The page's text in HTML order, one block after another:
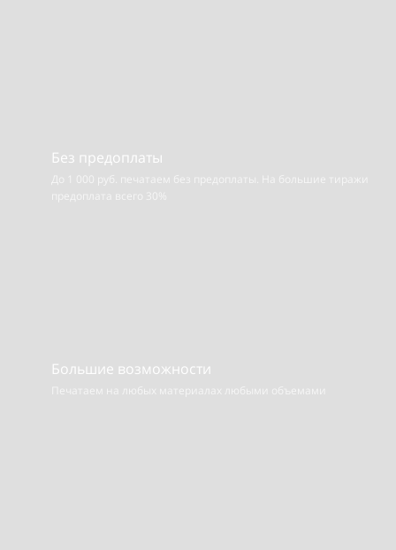
Без предоплаты
До 1 000 руб. печатаем без предоплаты. На большие тиражи
предоплата всего 30%
Большие возможности
Печатаем на любых материалах любыми объемами